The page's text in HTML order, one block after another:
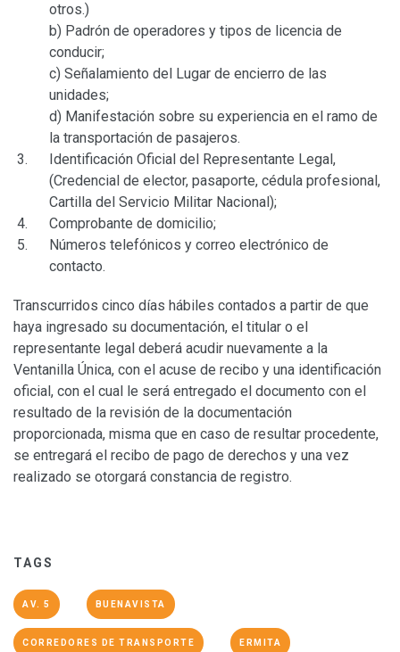
otros.)
b) Padrón de operadores y tipos de licencia de
conducir;
c) Señalamiento del Lugar de encierro de las
unidades;
d) Manifestación sobre su experiencia en el ramo de
la transportación de pasajeros.
Identificación Oficial del Representante Legal,
(Credencial de elector, pasaporte, cédula profesional,
Cartilla del Servicio Militar Nacional);
Comprobante de domicilio;
Números telefónicos y correo electrónico de
contacto.
Transcurridos cinco días hábiles contados a partir de que
haya ingresado su documentación, el titular o el
representante legal deberá acudir nuevamente a la
Ventanilla Única, con el acuse de recibo y una identificación
oficial, con el cual le será entregado el documento con el
resultado de la revisión de la documentación
proporcionada, misma que en caso de resultar procedente,
se entregará el recibo de pago de derechos y una vez
realizado se otorgará constancia de registro.
TAGS
AV. 5 BUENAVISTA
CORREDORES DE TRANSPORTE ERMITA